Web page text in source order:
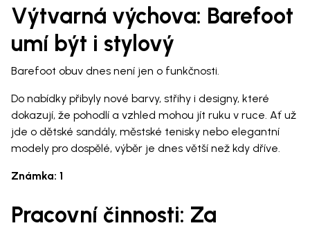
Výtvarná výchova: Barefoot
umí být i stylový
Barefoot obuv dnes není jen o funkčnosti.
Do nabídky přibyly nové barvy, střihy i designy, které
dokazují, že pohodlí a vzhled mohou jít ruku v ruce. Ať už
jde o dětské sandály, městské tenisky nebo elegantní
modely pro dospělé, výběr je dnes větší než kdy dříve.
Známka: 1
Pracovní činnosti: Za